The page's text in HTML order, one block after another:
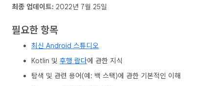
최종 업데이트: 2022년 7월 25일
필요한 항목
최신 Android 스튜디오
Kotlin 및 후행 람다에 관한 지식
탐색 및 관련 용어(예: 백 스택)에 관한 기본적인 이해